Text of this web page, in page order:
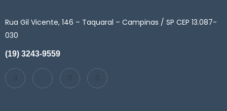
Rua Gil Vicente, 146 – Taquaral – Campinas / SP CEP 13.087-
030
(19) 3243-9559